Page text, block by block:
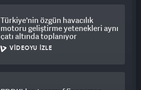
Türkiye'nin özgün havacılık
motoru geliştirme yetenekleri aynı
çatı altında toplanıyor
VIDEOYU İZLE